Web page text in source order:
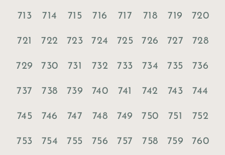
713 714 715 716 717 718 719 720
721 722 723 724 725 726 727 728
729 730 731 732 733 734 735 736
737 738 739 740 741 742 743 744
745 746 747 748 749 750 751 752
753 754 755 756 757 758 759 760